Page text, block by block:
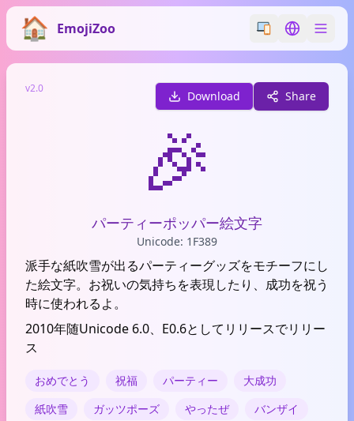
EmojiZoo Switch emoji
Switch
v2.0
Download Share
🎉
パーティーポッパー絵文字
Unicode: 1F389
派手な紙吹雪が出るパーティーグッズをモチーフにし
た絵文字。お祝いの気持ちを表現したり、成功を祝う
時に使われるよ。
2010年随Unicode 6.0、E0.6としてリリースでリリー
ス
おめでとう 祝福 パーティー
大成功
紙吹雪
ガッツポーズ やったぜ
バンザイ